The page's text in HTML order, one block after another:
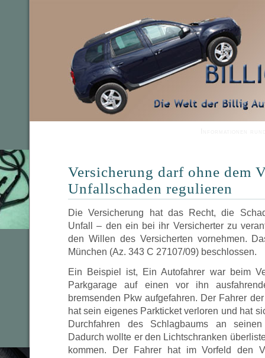
Versicherung darf ohne dem
Unfallschaden regulieren
Die Versicherung hat das Recht, die
Unfall – den ein bei ihr Versicherter zu
den Willen des Versicherten vornehmen.
München (Az. 343 C 27107/09) beschlossen.
Ein Beispiel ist, Ein Autofahrer war beim
Parkgarage auf einen vor ihn
bremsenden Pkw aufgefahren. Der Fahrer
hat sein eigenes Parkticket verloren und hat
Durchfahren des Schlagbaums an seinen
Dadurch wollte er den Lichtschranken
kommen. Der Fahrer hat im Vorfeld den